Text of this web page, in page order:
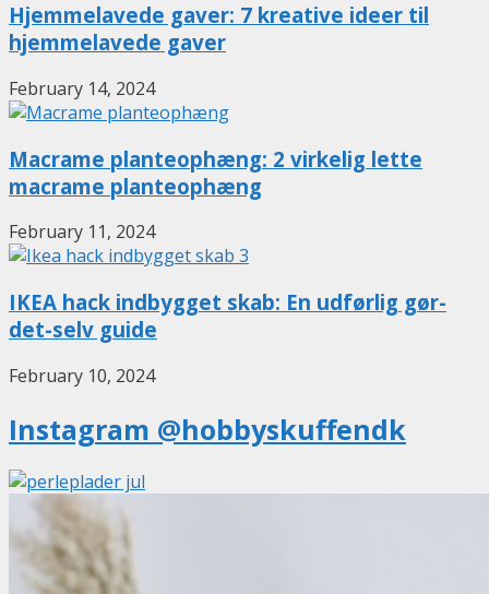
Hjemmelavede gaver: 7 kreative ideer til
hjemmelavede gaver
February 14, 2024
Macrame planteophæng: 2 virkelig lette
macrame planteophæng
February 11, 2024
IKEA hack indbygget skab: En udførlig gør-
det-selv guide
February 10, 2024
Instagram @hobbyskuffendk